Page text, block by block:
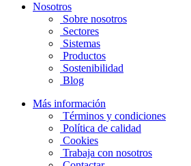
Nosotros
Sobre nosotros
Sectores
Sistemas
Productos
Sostenibilidad
Blog
Más información
Términos y condiciones
Política de calidad
Cookies
Trabaja con nosotros